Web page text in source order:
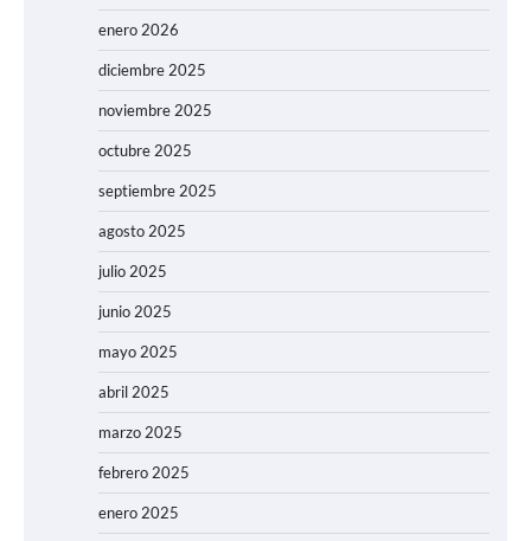
enero 2026
diciembre 2025
noviembre 2025
octubre 2025
septiembre 2025
agosto 2025
julio 2025
junio 2025
mayo 2025
abril 2025
marzo 2025
febrero 2025
enero 2025